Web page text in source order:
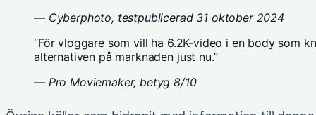
— Cyberphoto, testpublicerad 31 oktober 2024
”För vloggare som vill ha 6.2K-video i en body som
alternativen på marknaden just nu.”
— Pro Moviemaker, betyg 8/10